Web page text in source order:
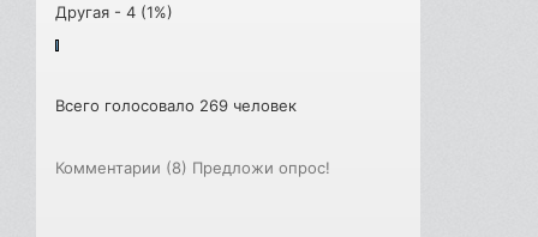
Другая - 4 (1%)
Всего голосовало 269 человек
Комментарии (8) Предложи опрос!